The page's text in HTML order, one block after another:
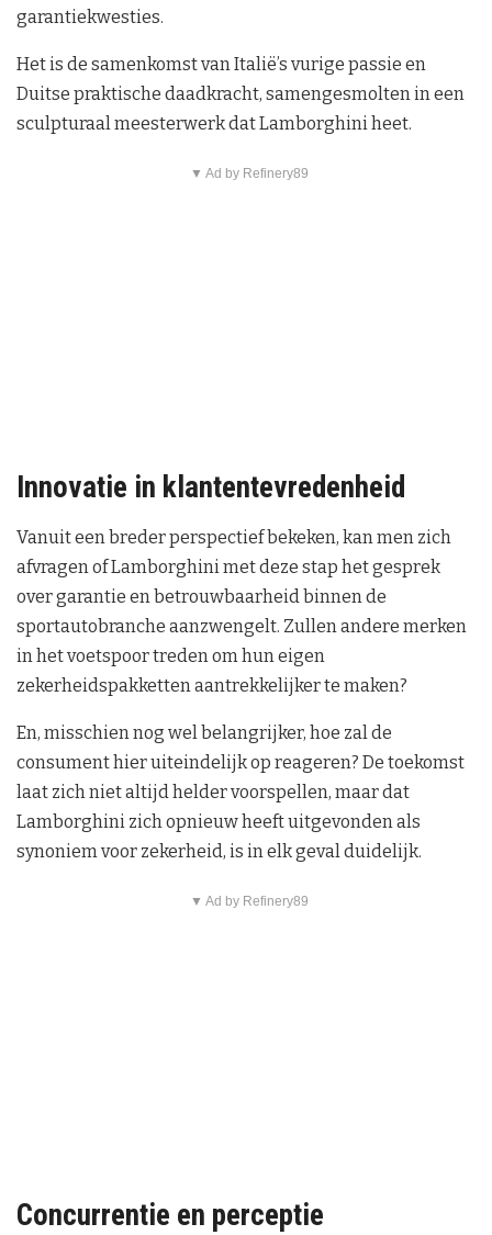
garantiekwesties.
Het is de samenkomst van Italië’s vurige passie en
Duitse praktische daadkracht, samengesmolten in een
sculpturaal meesterwerk dat Lamborghini heet.
▼ Ad by Refinery89
Innovatie in klantentevredenheid
Vanuit een breder perspectief bekeken, kan men zich
afvragen of Lamborghini met deze stap het gesprek
over garantie en betrouwbaarheid binnen de
sportautobranche aanzwengelt. Zullen andere merken
in het voetspoor treden om hun eigen
zekerheidspakketten aantrekkelijker te maken?
En, misschien nog wel belangrijker, hoe zal de
consument hier uiteindelijk op reageren? De toekomst
laat zich niet altijd helder voorspellen, maar dat
Lamborghini zich opnieuw heeft uitgevonden als
synoniem voor zekerheid, is in elk geval duidelijk.
▼ Ad by Refinery89
Concurrentie en perceptie